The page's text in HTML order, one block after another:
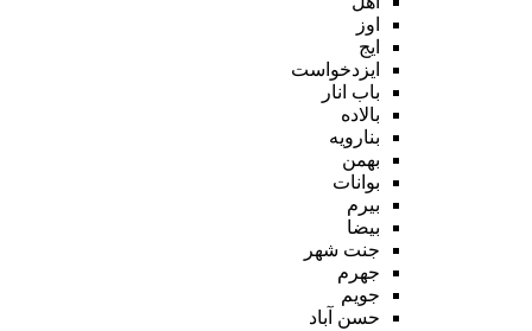
اوز
ایج
ایزدخواست
باب انار
بالاده
بنارویه
بهمن
بوانات
بیرم
بیضا
جنت شهر
جهرم
جویم
حسن آباد